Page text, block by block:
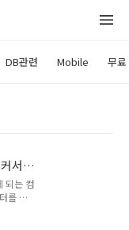
DB관련 Mobile 무
서
되는 컴
를 효
면 더